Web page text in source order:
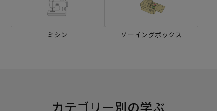
ミシン ソーイングボックス
カテゴリー別の学ぶ